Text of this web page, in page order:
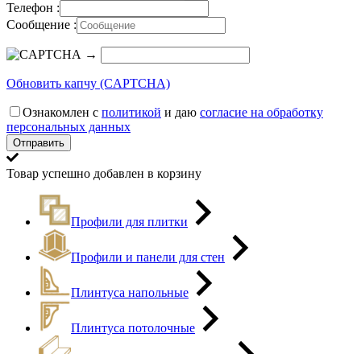
Телефон :
Сообщение :
→
Обновить капчу (CAPTCHA)
Ознакомлен с политикой и даю согласие на обработку
персональных данных
Товар успешно добавлен в корзину
Профили для плитки
Профили и панели для стен
Плинтуса напольные
Плинтуса потолочные